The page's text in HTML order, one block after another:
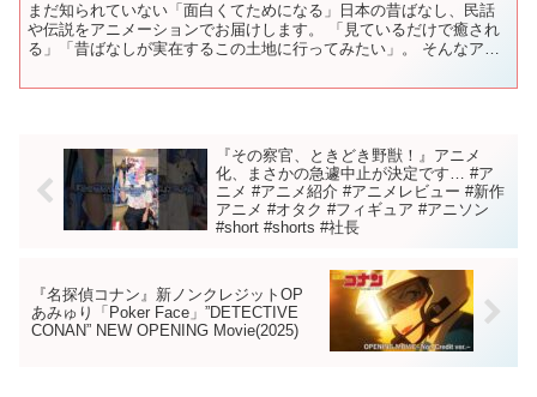
まだ知られていない「面白くてためになる」日本の昔ばなし、民話
や伝説をアニメーションでお届けします。 「見ているだけで癒され
る」「昔ばなしが実在するこの土地に行ってみたい」。 そんなアニ
『その察官、ときどき野獣！』アニメ
化、まさかの急遽中止が決定です… #ア
ニメ #アニメ紹介 #アニメレビュー #新作
アニメ #オタク #フィギュア #アニソン
#short #shorts #社長
『名探偵コナン』新ノンクレジットOP
あみゅり「Poker Face」”DETECTIVE
CONAN” NEW OPENING Movie(2025)